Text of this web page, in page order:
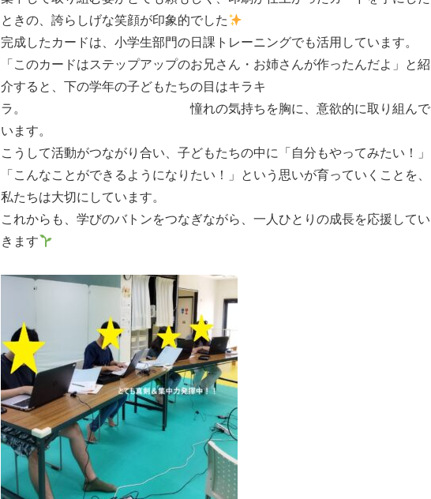
ときの、誇らしげな笑顔が印象的でした
完成したカードは、小学生部門の日課トレーニングでも活用しています。
「このカードはステップアップのお兄さん・お姉さんが作ったんだよ」と紹
介すると、下の学年の子どもたちの目はキラキ
ラ。 憧れの気持ちを胸に、意欲的に取り組んで
います。
こうして活動がつながり合い、子どもたちの中に「自分もやってみたい！」
「こんなことができるようになりたい！」という思いが育っていくことを、
私たちは大切にしています。
これからも、学びのバトンをつなぎながら、一人ひとりの成長を応援してい
きます